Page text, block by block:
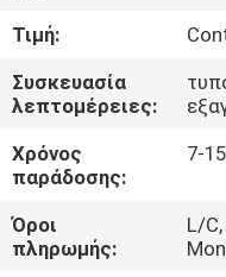
ΕΡΓΟΣΤΆΣΙΟ
ΜΑΖΊ
ΜΑΣ
ΝΈΑ
Τιμή:
Συσκευασία
λεπτομέρειες:
Χρόνος
παράδοσης:
7-
Όροι
πληρωμής:
L/